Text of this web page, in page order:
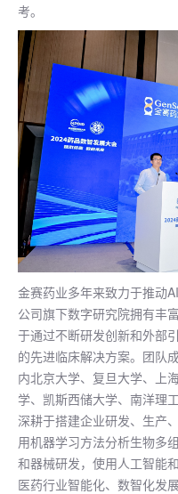
考。
金赛药业多年来致力于推动
公司旗下数字研究院拥有丰
于通过不断研发创新和外部
的先进临床解决方案。团队
内北京大学、复旦大学、上
学、凯斯西储大学、南洋理
深耕于搭建企业研发、生产
用机器学习方法分析生物多
和器械研发，使用人工智能
医药行业智能化、数智化发展